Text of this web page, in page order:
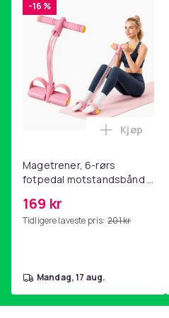
-16 %
Magetrener, 6-rørs
fotpedal motstandsbånd -
yoga og
hjemmegymnastikk Pink
169 kr
Tidligere laveste pris: 201 kr
Legg
Kjøp
mandag, 17 aug.